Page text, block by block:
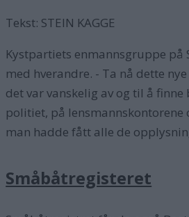
Tekst: STEIN KAGGE
Kystpartiets enmannsgruppe på
med hverandre. - Ta nå dette
det var vanskelig av og til å
politiet, på
man hadde fått alle de
Småbåtregisteret